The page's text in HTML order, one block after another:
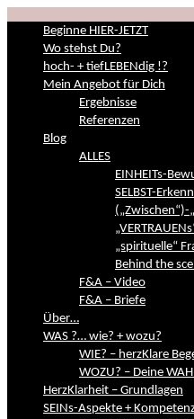
Beginne HIER-JETZT
Wo stehst Du?
hoch- + tiefLEBENdig !?
Mein Angebot für Dich
Ergebnisse
Referenzen
Blog
ALLES
EINHEITs-
SELBST-
(„Zwischen“)-
„spirituelle“
Behind the
F&A – Video
F&A – Briefe
Über…
WAS ?… wie? + wozu?
WIE? – herzKlare
WOZU? – Deine
HerzKlarheit – Grundlagen
SEINs-Aspekte +